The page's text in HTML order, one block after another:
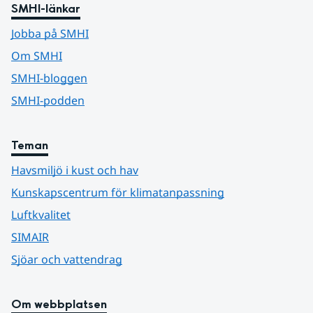
SMHI-länkar
Jobba på SMHI
Om SMHI
SMHI-bloggen
SMHI-podden
Teman
Havsmiljö i kust och hav
Kunskapscentrum för klimatanpassning
Luftkvalitet
SIMAIR
Sjöar och vattendrag
Om webbplatsen